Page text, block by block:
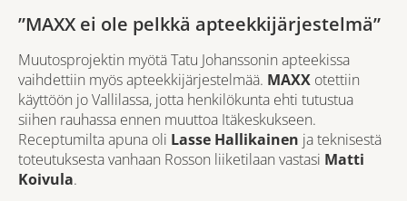
”MAXX ei ole pelkkä apteekkijärjestelmä”
Muutosprojektin myötä Tatu Johanssonin apteekissa
vaihdettiin myös apteekkijärjestelmää. MAXX otettiin
käyttöön jo Vallilassa, jotta henkilökunta ehti tutustua
siihen rauhassa ennen muuttoa Itäkeskukseen.
Receptumilta apuna oli Lasse Hallikainen ja teknisestä
toteutuksesta vanhaan Rosson liiketilaan vastasi Matti
Koivula.